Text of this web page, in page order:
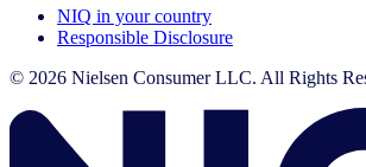
NIQ in your country
Responsible Disclosure
© 2026 Nielsen Consumer LLC. All Rights